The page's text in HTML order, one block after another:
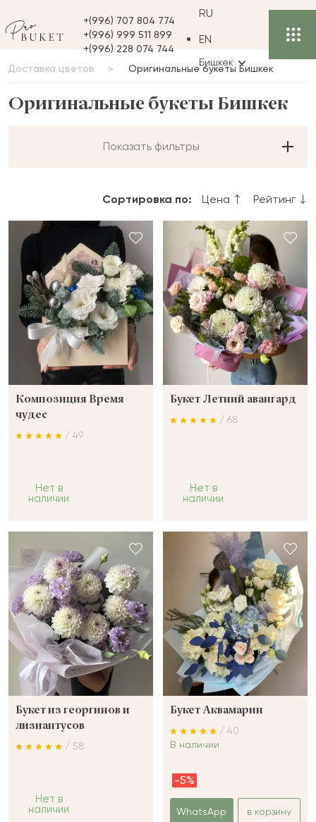
+(996) 707 804 774
+(996) 999 511 899
+(996) 228 074 744
RU
EN
Бишкек
Доставка цветов Оригинальные букеты Бишкек
Оригинальные букеты Бишкек
Показать фильтры
Сортировка по: Цена Рейтинг
Композиция Время
чудес
/ 49
Нет в
наличии
Букет Летний авангард
/ 68
Нет в
наличии
Букет из георгинов и
лизиантусов
/ 58
Нет в
наличии
Букет Аквамарин
/ 40
В наличии
-5%
WhatsApp в корзину